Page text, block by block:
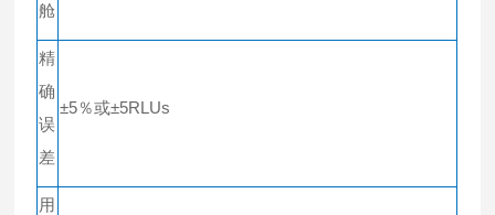
舱
精
确
误
差
±5％或±5RLUs
用